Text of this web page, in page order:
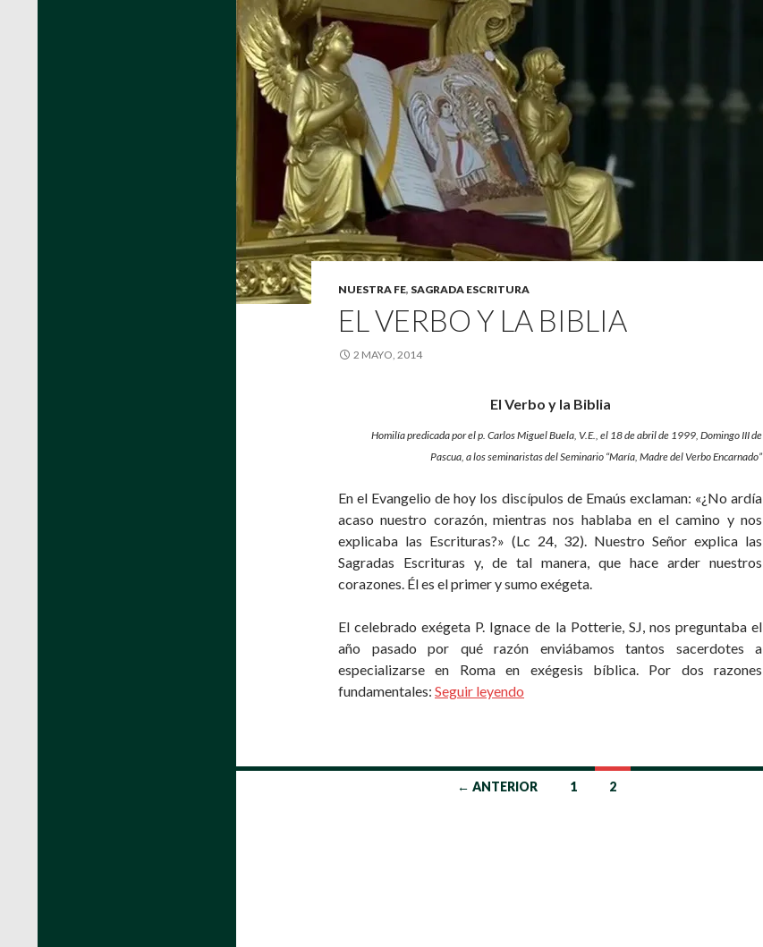
NUESTRA FE, SAGRADA ESCRITURA
EL VERBO Y LA BIBLIA
2 MAYO, 2014
El Verbo y la Biblia
Homilía predicada por el p. Carlos Miguel Buela, V.E., el 18 de abril de 1999, Domingo III de
Pascua, a los seminaristas del Seminario “María, Madre del Verbo Encarnado”
En el Evangelio de hoy los discípulos de Emaús exclaman: «¿No ardía
acaso nuestro corazón, mientras nos hablaba en el camino y nos
explicaba las Escrituras?» (Lc 24, 32). Nuestro Señor explica las
Sagradas Escrituras y, de tal manera, que hace arder nuestros
corazones. Él es el primer y sumo exégeta.
El celebrado exégeta P. Ignace de la Potterie, SJ, nos preguntaba el
año pasado por qué razón enviábamos tantos sacerdotes a
especializarse en Roma en exégesis bíblica. Por dos razones
fundamentales: Seguir leyendo
← ANTERIOR 1 2